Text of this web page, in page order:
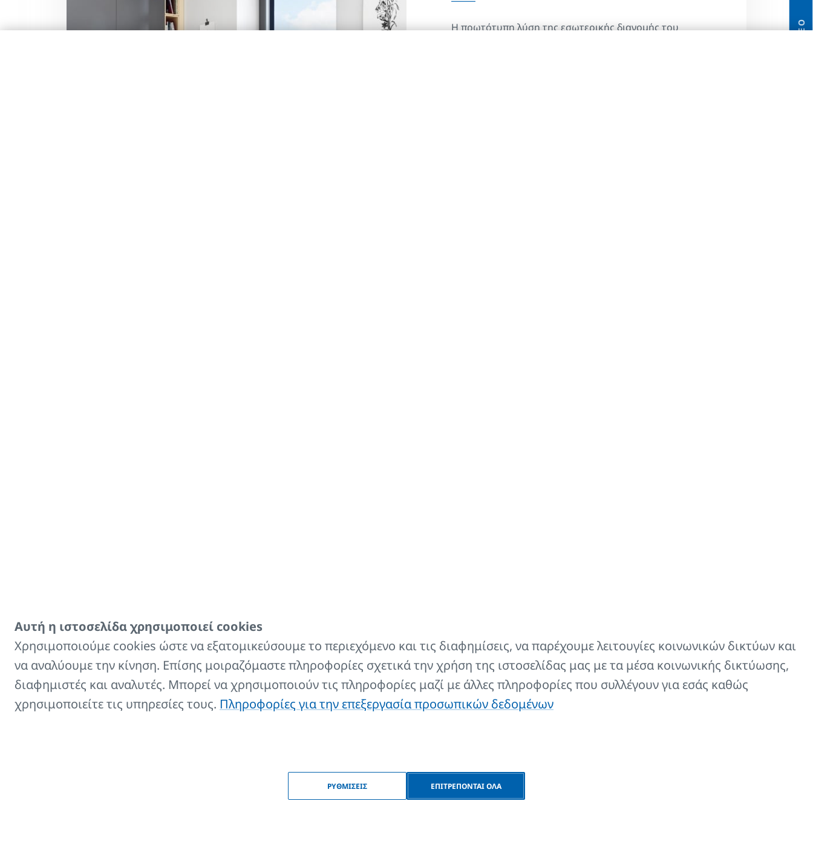
Η πρωτότυπη λύση της εσωτερικής διανομής του
ΝΈΟ
Αυτή η ιστοσελίδα χρησιμοποιεί cookies
Χρησιμοποιούμε cookies ώστε να εξατομικεύσουμε το περιεχόμενο και τις διαφημίσεις, να παρέχουμε λειτουγίες κοινωνικών δικτύων και
να αναλύουμε την κίνηση. Επίσης μοιραζόμαστε πληροφορίες σχετικά την χρήση της ιστοσελίδας μας με τα μέσα κοινωνικής δικτύωσης,
διαφημιστές και αναλυτές. Μπορεί να χρησιμοποιούν τις πληροφορίες μαζί με άλλες πληροφορίες που συλλέγουν για εσάς καθώς
χρησιμοποιείτε τις υπηρεσίες τους. Πληροφορίες για την επεξεργασία προσωπικών δεδομένων
ΡΥΘΜΙΣΕΙΣ ΕΠΙΤΡΕΠΟΝΤΑΙ ΟΛΑ